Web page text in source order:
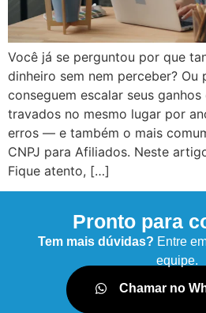
Você já se perguntou por que
dinheiro sem nem perceber? Ou
conseguem escalar seus
travados no mesmo lugar por
erros — e também o mais
CNPJ para Afiliados. Neste
Fique atento, […]
Pronto para
Tem mais dúvidas? Entre
equipe.
Chamar no